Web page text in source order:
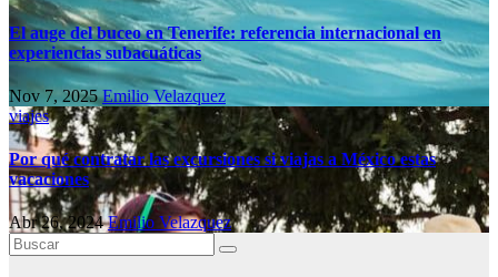
El auge del buceo en Tenerife: referencia internacional en
experiencias subacuáticas
Nov 7, 2025Emilio Velazquez
viajes
Por qué contratar las excursiones si viajas a México estas
vacaciones
Abr 26, 2024Emilio Velazquez